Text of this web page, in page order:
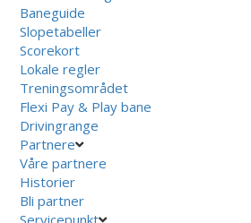
Baneguide
Slopetabeller
Scorekort
Lokale regler
Treningsområdet
Flexi Pay & Play bane
Drivingrange
Partnere
Våre partnere
Historier
Bli partner
Servicepunkt